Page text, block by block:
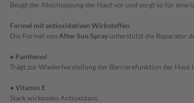
Beugt der Abschuppung der Haut vor und sorgt so für eine
Formel mit antioxidativen Wirkstoffen
Die Formel von After Sun Spray unterstützt die Reparatur
• Panthenol
Trägt zur Wiederherstellung der Barrierefunktion der Haut
• Vitamin E
Stark wirkendes Antioxidans.